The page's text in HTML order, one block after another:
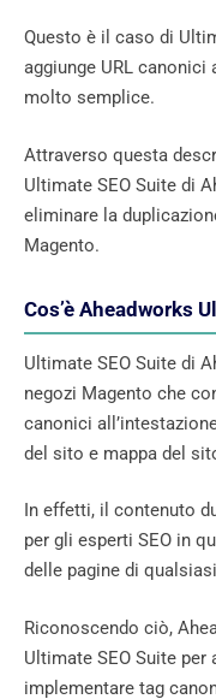
Questo è il caso di
aggiunge URL
molto semplice.
Attraverso questa
Ultimate SEO Suite di
eliminare la
Magento.
Cos’è Aheadworks
Ultimate SEO Suite di
negozi Magento che
canonici
del sito e mappa del
In effetti, il contenuto
per gli esperti SEO in
delle pagine di
Riconoscendo ciò,
Ultimate SEO Suite
implementare tag